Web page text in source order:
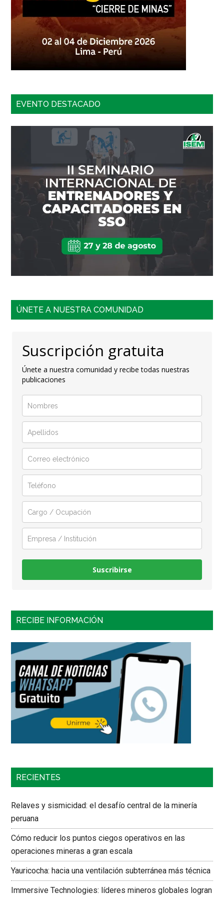
EVENTO DESTACADO
ÚNETE A NUESTRA COMUNIDAD
Suscripción gratuita
Únete a nuestra comunidad y recibe todas nuestras
publicaciones
Suscribirse
RECIBE INFORMACIÓN
RECIENTES
Relaves y sismicidad: el desafío central de la minería
peruana
Cómo reducir los puntos ciegos operativos en las
operaciones mineras a gran escala
Yauricocha: hacia una ventilación subterránea más técnica
Immersive Technologies: líderes mineros globales logran